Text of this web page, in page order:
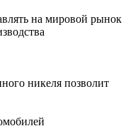
на мировой рынок
никеля позволит